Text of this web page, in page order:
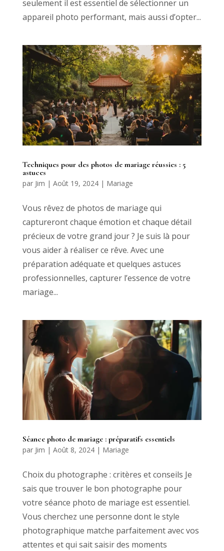
seulement il est essentiel de sélectionner un
appareil photo performant, mais aussi d’opter...
Techniques pour des photos de mariage réussies : 5
astuces
par Jim | Août 19, 2024| Mariage
Vous rêvez de photos de mariage qui
captureront chaque émotion et chaque détail
précieux de votre grand jour ? Je suis là pour
vous aider à réaliser ce rêve. Avec une
préparation adéquate et quelques astuces
professionnelles, capturer l’essence de votre
mariage...
Séance photo de mariage : préparatifs essentiels
par Jim | Août 8, 2024| Mariage
Choix du photographe : critères et conseils Je
sais que trouver le bon photographe pour
votre séance photo de mariage est essentiel.
Vous cherchez une personne dont le style
photographique matche parfaitement avec vos
attentes et qui sait saisir des moments